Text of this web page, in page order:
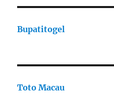
Bupatitogel
Toto Macau